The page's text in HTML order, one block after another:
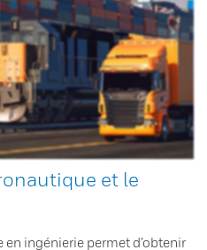
et le
en ingénierie permet d’obtenir